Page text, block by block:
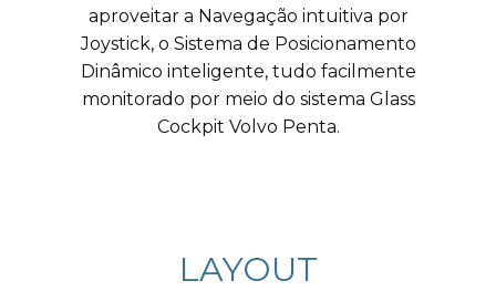
aproveitar a Navegação intuitiva por
Joystick, o Sistema de Posicionamento
Dinâmico inteligente, tudo facilmente
monitorado por meio do sistema Glass
Cockpit Volvo Penta.
LAYOUT